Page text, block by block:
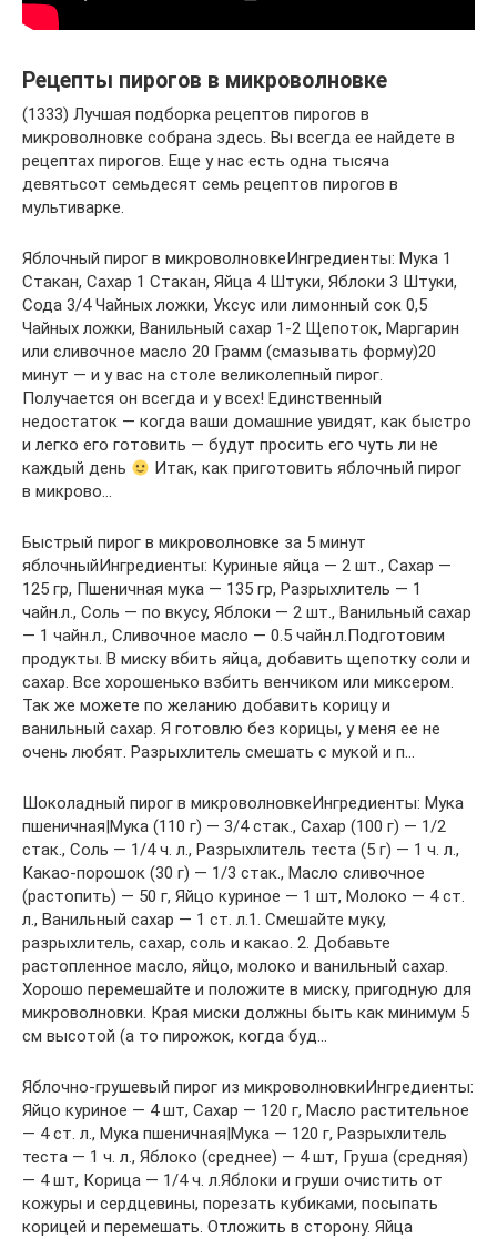
Рецепты пирогов в микроволновке
(1333) Лучшая подборка рецептов пирогов в
микроволновке собрана здесь. Вы всегда ее найдете в
рецептах пирогов. Еще у нас есть одна тысяча
девятьсот семьдесят семь рецептов пирогов в
мультиварке.
Яблочный пирог в микроволновкеИнгредиенты: Мука 1
Стакан, Сахар 1 Стакан, Яйца 4 Штуки, Яблоки 3 Штуки,
Сода 3/4 Чайных ложки, Уксус или лимонный сок 0,5
Чайных ложки, Ванильный сахар 1-2 Щепоток, Маргарин
или сливочное масло 20 Грамм (смазывать форму)20
минут — и у вас на столе великолепный пирог.
Получается он всегда и у всех! Единственный
недостаток — когда ваши домашние увидят, как быстро
и легко его готовить — будут просить его чуть ли не
каждый день
Итак, как приготовить яблочный пирог
в микрово…
Быстрый пирог в микроволновке за 5 минут
яблочныйИнгредиенты: Куриные яйца — 2 шт., Сахар —
125 гр, Пшеничная мука — 135 гр, Разрыхлитель — 1
чайн.л., Соль — по вкусу, Яблоки — 2 шт., Ванильный сахар
— 1 чайн.л., Сливочное масло — 0.5 чайн.л.Подготовим
продукты. В миску вбить яйца, добавить щепотку соли и
сахар. Все хорошенько взбить венчиком или миксером.
Так же можете по желанию добавить корицу и
ванильный сахар. Я готовлю без корицы, у меня ее не
очень любят. Разрыхлитель смешать с мукой и п…
Шоколадный пирог в микроволновкеИнгредиенты: Мука
пшеничная|Мука (110 г) — 3/4 стак., Сахар (100 г) — 1/2
стак., Соль — 1/4 ч. л., Разрыхлитель теста (5 г) — 1 ч. л.,
Какао-порошок (30 г) — 1/3 стак., Масло сливочное
(растопить) — 50 г, Яйцо куриное — 1 шт, Молоко — 4 ст.
л., Ванильный сахар — 1 ст. л.1. Смешайте муку,
разрыхлитель, сахар, соль и какао. 2. Добавьте
растопленное масло, яйцо, молоко и ванильный сахар.
Хорошо перемешайте и положите в миску, пригодную для
микроволновки. Края миски должны быть как минимум 5
см высотой (а то пирожок, когда буд…
Яблочно-грушевый пирог из микроволновкиИнгредиенты:
Яйцо куриное — 4 шт, Сахар — 120 г, Масло растительное
— 4 ст. л., Мука пшеничная|Мука — 120 г, Разрыхлитель
теста — 1 ч. л., Яблоко (среднее) — 4 шт, Груша (средняя)
— 4 шт, Корица — 1/4 ч. л.Яблоки и груши очистить от
кожуры и сердцевины, порезать кубиками, посыпать
корицей и перемешать. Отложить в сторону. Яйца